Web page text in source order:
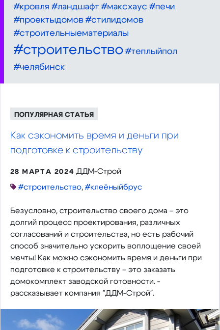
#кровля #ландшафт #максхаус #печи
#проектыдомов #стилидомов
#строительныематериалы
#строительство #теплыйпол
#челябинск
ПОПУЛЯРНАЯ СТАТЬЯ
Как сэкономить время и деньги при
подготовке к строительству
28 МАРТА 2024 ДДМ-Строй
#строительство, #клеëныйбрус
Безусловно, строительство своего дома – это
долгий процесс проектирования, различных
согласований и строительства, но есть рабочий
способ значительно ускорить воплощение своей
мечты! Как можно сэкономить время и деньги при
подготовке к строительству – это заказать
домокомплект заводской готовности. -
рассказывает компания "ДДМ-Строй".